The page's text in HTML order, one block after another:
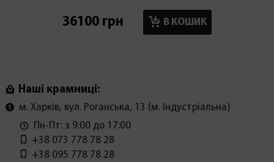
36100 грн В КОШИК
Наші крамниці:
м. Харків, вул. Роганська, 13 (м. Індустріальна)
Пн-Пт: з 9:00 до 17:00
+38 073 778 78 28
+38 095 778 78 28